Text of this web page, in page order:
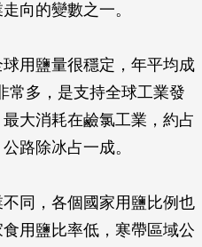
向的變數之一。
用鹽量很穩定，年平均成
常多，是支持全球工業發
大消耗在鹼氯工業，約占
路除冰占一成。
同，各個國家用鹽比例也
用鹽比率低，寒帶區域公